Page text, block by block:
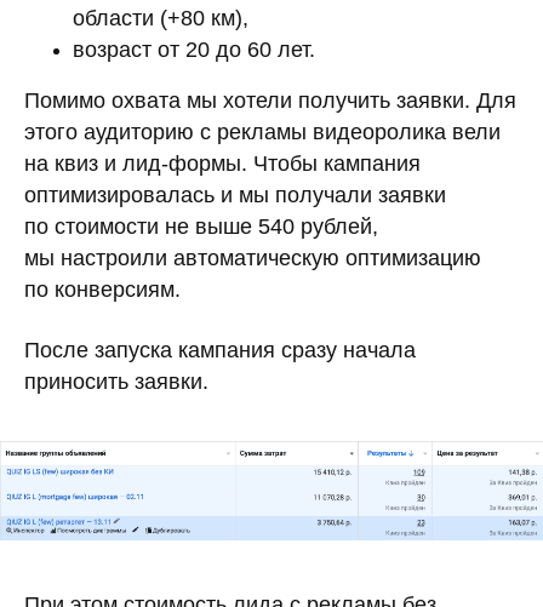
области (+80 км),
возраст от 20 до 60 лет.
Помимо охвата мы хотели получить заявки. Для
этого аудиторию с рекламы видеоролика вели
на квиз и лид-формы. Чтобы кампания
оптимизировалась и мы получали заявки
по стоимости не выше 540 рублей,
мы настроили автоматическую оптимизацию
по конверсиям.
После запуска кампания сразу начала
приносить заявки.